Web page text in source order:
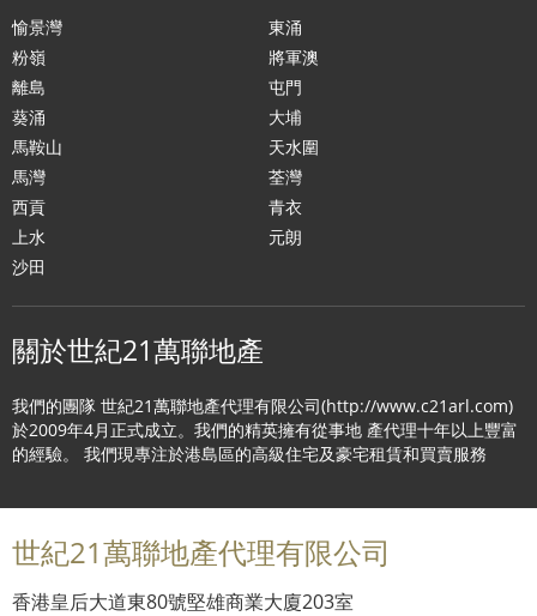
愉景灣
粉嶺
離島
葵涌
馬鞍山
馬灣
西貢
上水
沙田
東涌
將軍澳
屯門
大埔
天水圍
荃灣
青衣
元朗
關於世紀21萬聯地產
我們的團隊 世紀21萬聯地產代理有限公司(http://www.c21arl.com)
於2009年4月正式成立。我們的精英擁有從事地 產代理十年以上豐富
的經驗。 我們現專注於港島區的高級住宅及豪宅租賃和買賣服務
世紀21萬聯地產代理有限公司
香港皇后大道東80號堅雄商業大廈203室